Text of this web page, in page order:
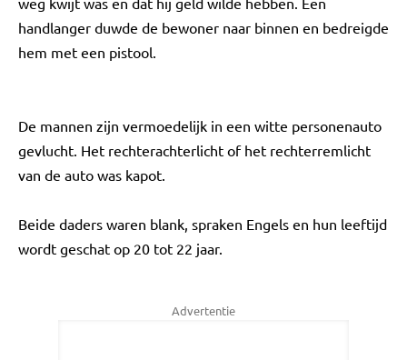
handlanger duwde de bewoner naar binnen en bedreigde
hem met een pistool.
De mannen zijn vermoedelijk in een witte personenauto
gevlucht. Het rechterachterlicht of het rechterremlicht
van de auto was kapot.
Beide daders waren blank, spraken Engels en hun leeftijd
wordt geschat op 20 tot 22 jaar.
Advertentie